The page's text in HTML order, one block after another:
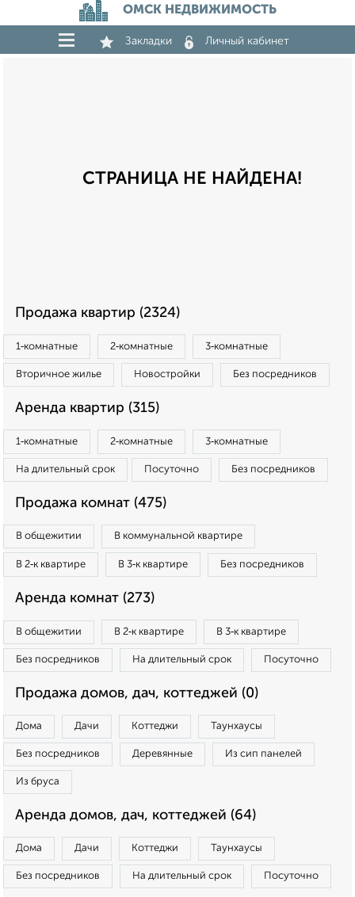
ОМСК НЕДВИЖИМОСТЬ
Закладки Личный кабинет
СТРАНИЦА НЕ НАЙДЕНА!
Продажа квартир (2324)
1‑комнатные 2‑комнатные 3‑комнатные
Вторичное жилье Новостройки Без посредников
Аренда квартир (315)
1‑комнатные 2‑комнатные 3‑комнатные
На длительный срок Посуточно Без посредников
Продажа комнат (475)
В общежитии В коммунальной квартире
В 2‑к квартире В 3‑к квартире Без посредников
Аренда комнат (273)
В общежитии В 2‑к квартире В 3‑к квартире
Без посредников На длительный срок Посуточно
Продажа домов, дач, коттеджей (0)
Дома Дачи Коттеджи Таунхаусы
Без посредников Деревянные Из сип панелей
Из бруса
Аренда домов, дач, коттеджей (64)
Дома Дачи Коттеджи Таунхаусы
Без посредников На длительный срок Посуточно